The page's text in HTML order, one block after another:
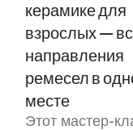
керамике для
взрослых —
направления
ремесел в
месте
Этот мастер-